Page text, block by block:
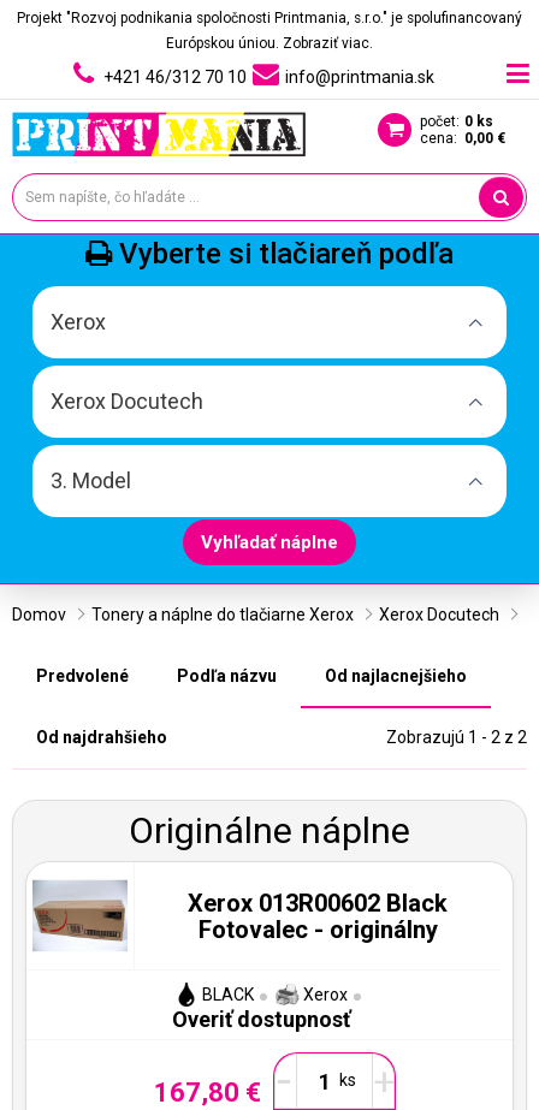
Projekt "Rozvoj podnikania spoločnosti Printmania, s.r.o." je spolufinancovaný
Európskou úniou. Zobraziť viac.
+421 46/312 70 10 info@printmania.sk
počet: 0 ks
cena: 0,00 €
Vyberte si tlačiareň podľa
Xerox
Xerox Docutech
3. Model
Vyhľadať náplne
Domov Tonery a náplne do tlačiarne Xerox Xerox Docutech
Predvolené Podľa názvu Od najlacnejšieho
Od najdrahšieho Zobrazujú 1 - 2 z 2
Originálne náplne
Xerox 013R00602 Black
Fotovalec - originálny
BLACK Xerox
Overiť dostupnosť
167,80 € - +